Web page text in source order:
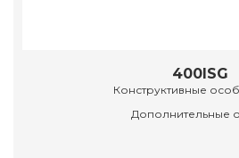
400ISG
Конструктивные
Дополнительные